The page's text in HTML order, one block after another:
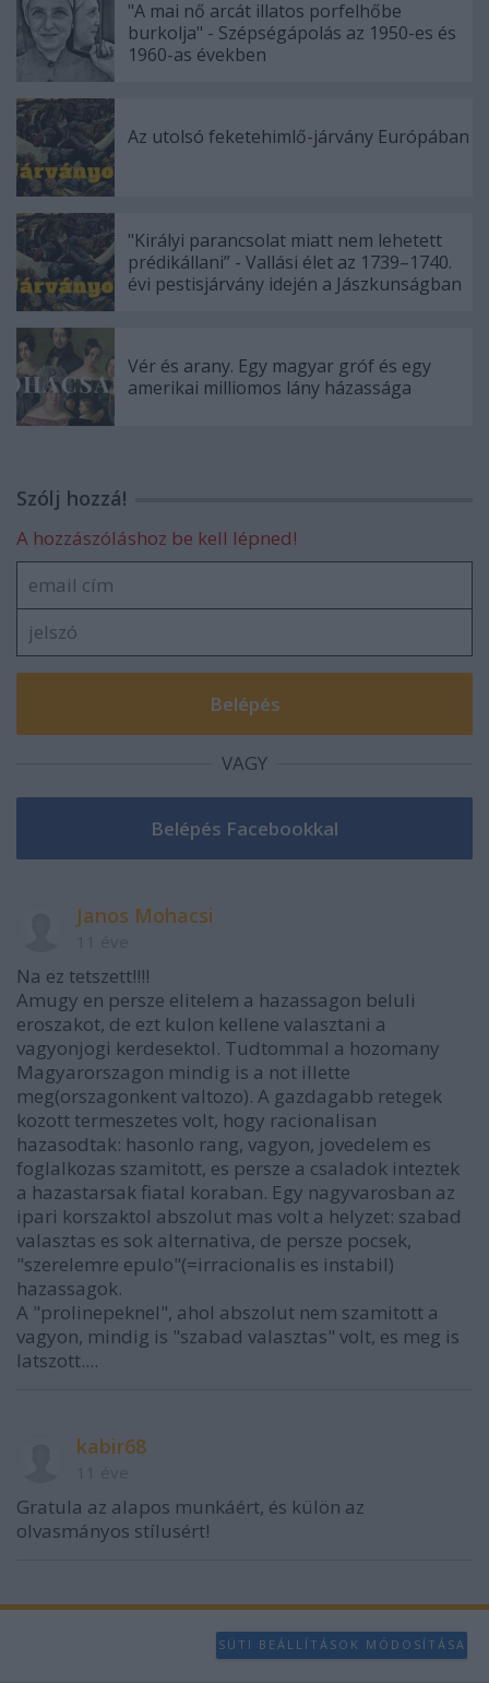
"A mai nő arcát illatos porfelhőbe
burkolja" - Szépségápolás az 1950-es és
1960-as években
Az utolsó feketehimlő-járvány Európában
"Királyi parancsolat miatt nem lehetett
prédikállani” - Vallási élet az 1739–1740.
évi pestisjárvány idején a Jászkunságban
Vér és arany. Egy magyar gróf és egy
amerikai milliomos lány házassága
Szólj hozzá!
A hozzászóláshoz be kell lépned!
VAGY
Janos Mohacsi
Na ez tetszett!!!!
Amugy en persze elitelem a hazassagon beluli
eroszakot, de ezt kulon kellene valasztani a
vagyonjogi kerdesektol. Tudtommal a hozomany
Magyarorszagon mindig is a not illette
meg(orszagonkent valtozo). A gazdagabb retegek
kozott termeszetes volt, hogy racionalisan
hazasodtak: hasonlo rang, vagyon, jovedelem es
foglalkozas szamitott, es persze a csaladok inteztek
a hazastarsak fiatal koraban. Egy nagyvarosban az
ipari korszaktol abszolut mas volt a helyzet: szabad
valasztas es sok alternativa, de persze pocsek,
"szerelemre epulo"(=irracionalis es instabil)
hazassagok.
A "prolinepeknel", ahol abszolut nem szamitott a
vagyon, mindig is "szabad valasztas" volt, es meg is
latszott....
kabir68
Gratula az alapos munkáért, és külön az
olvasmányos stílusért!
SÜTI BEÁLLÍTÁSOK MÓDOSÍTÁSA